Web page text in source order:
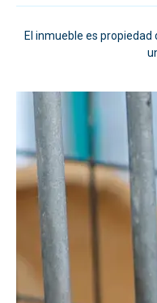
El inmueble es